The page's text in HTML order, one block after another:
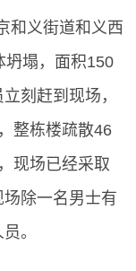
和义街道和义西
坍塌，面积150
刻赶到现场，
整栋楼疏散46
现场已经采取
除一名男士有
。